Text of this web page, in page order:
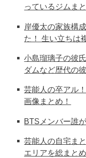
っているジムまと
岸優太の家族構
た！ 生い立ちは
小島瑠璃子の彼
ダムなど歴代の
芸能人の卒アル
画像まとめ！
BTSメンバー誰
芸能人の自宅ま
エリアを総まとめ